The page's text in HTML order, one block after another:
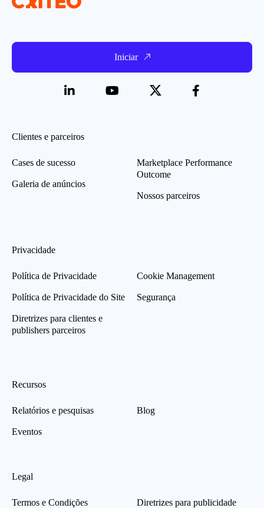
Iniciar
Clientes e parceiros
Cases de sucesso
Galeria de anúncios
Marketplace Performance
Outcome
Nossos parceiros
Privacidade
Política de Privacidade
Política de Privacidade do Site
Diretrizes para clientes e
publishers parceiros
Cookie Management
Segurança
Recursos
Relatórios e pesquisas
Eventos
Blog
Legal
Termos e Condições Diretrizes para publicidade